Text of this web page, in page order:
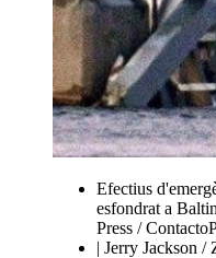
Efectius
esfondrat a
Press /
| Jerry Jackson /